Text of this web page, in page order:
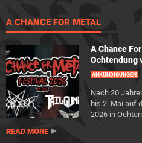
A CHANCE FOR METAL
A Chance
Ochtendung
ANKÜNDIGUNGEN
Nach 20
bis 2. Mai auf
2026 in
READ MORE